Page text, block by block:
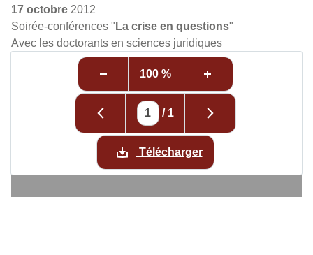
17 octobre 2012
Soirée-conférences " La crise en questions"
Avec les doctorants en sciences juridiques
100 %
/ 1
Télécharger